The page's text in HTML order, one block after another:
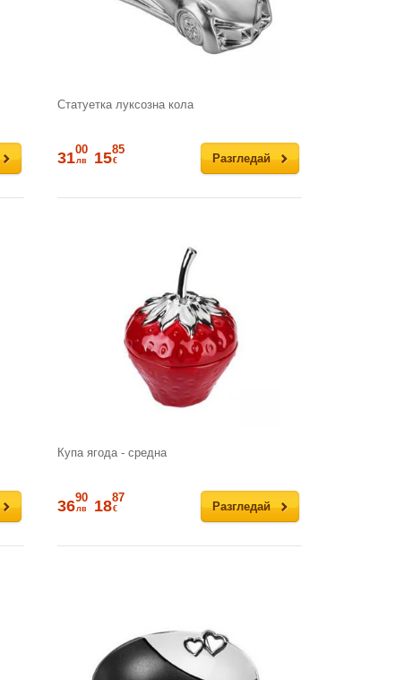
Статуетка луксозна кола
Разгледай
3100
лв 1585
€
Купа ягода - средна
Разгледай
3690
лв 1887
€